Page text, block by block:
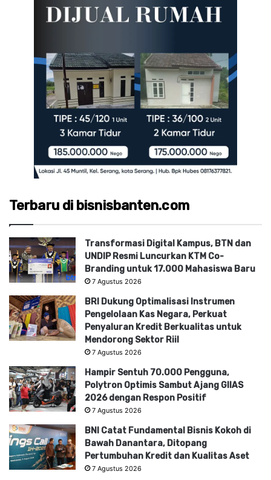
Terbaru di bisnisbanten.com
Transformasi Digital Kampus, BTN dan
UNDIP Resmi Luncurkan KTM Co-
Branding untuk 17.000 Mahasiswa Baru
7 Agustus 2026
BRI Dukung Optimalisasi Instrumen
Pengelolaan Kas Negara, Perkuat
Penyaluran Kredit Berkualitas untuk
Mendorong Sektor Riil
7 Agustus 2026
Hampir Sentuh 70.000 Pengguna,
Polytron Optimis Sambut Ajang GIIAS
2026 dengan Respon Positif
7 Agustus 2026
BNI Catat Fundamental Bisnis Kokoh di
Bawah Danantara, Ditopang
Pertumbuhan Kredit dan Kualitas Aset
7 Agustus 2026